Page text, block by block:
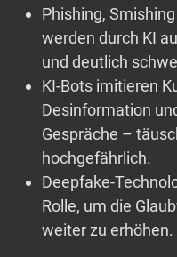
Phishing,
werden durch KI
und deutlich
KI-Bots imitieren
Desinformation
Gespräche –
hochgefährlich.
Deepfake-
Rolle, um die
weiter zu erhöhen.